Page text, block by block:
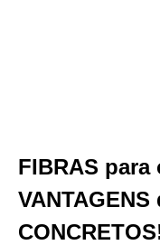
FIBRAS para